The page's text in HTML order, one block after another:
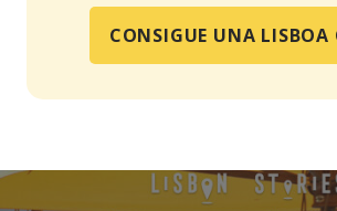
CONSIGUE UNA LISBOA